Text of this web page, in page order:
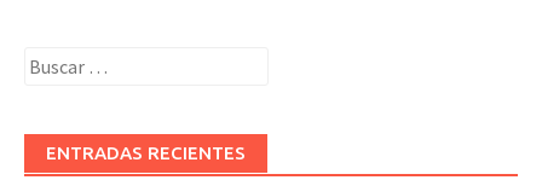
Buscar:
ENTRADAS RECIENTES